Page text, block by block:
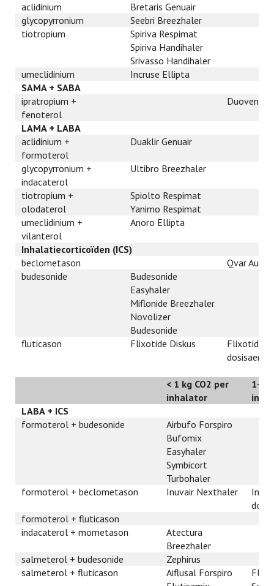
aclidinium
Bretaris Genuair
glycopyrronium
Seebri Breezhaler
tiotropium
Spiriva Respimat
Spiriva Handihaler
Srivasso Handihaler
umeclidinium
Incruse Ellipta
SAMA + SABA
ipratropium +
fenoterol
Duovent
LAMA + LABA
aclidinium +
formoterol
Duaklir Genuair
glycopyrronium +
indacaterol
Ultibro Breezhaler
tiotropium +
olodaterol
Spiolto Respimat
Yanimo Respimat
umeclidinium +
vilanterol
Anoro Ellipta
Inhalatiecorticoïden (ICS)
beclometason
Qvar
budesonide
Budesonide
Easyhaler
Miflonide Breezhaler
Novolizer
Budesonide
fluticason
Flixotide Diskus
Flixotide
< 1 kg CO2 per
inhalator
1-20
LABA + ICS
formoterol + budesonide
Airbufo Forspiro
Bufomix
Easyhaler
Symbicort
Turbohaler
formoterol + beclometason
Inuvair Nexthaler
formoterol + fluticason
indacaterol + mometason
Atectura
Breezhaler
salmeterol + budesonide
Zephirus
salmeterol + fluticason
Aiflusal Forspiro